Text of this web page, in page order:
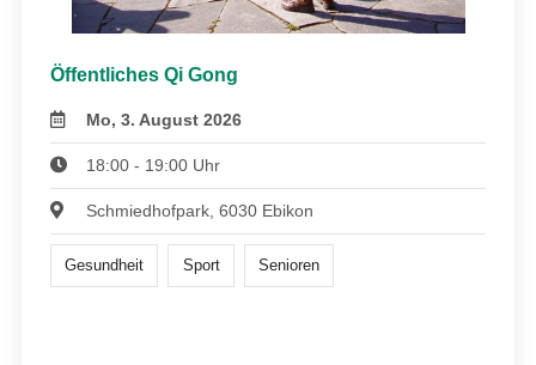
Öffentliches Qi Gong
Mo, 3. August 2026
18:00 - 19:00 Uhr
Schmiedhofpark, 6030 Ebikon
Gesundheit Sport Senioren